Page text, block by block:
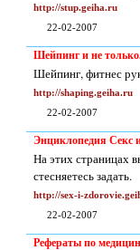
http://stup.geiha.ru
22-02-2007
Шейпинг и не
Шейпинг, фитнес
http://shaping.geiha.ru
22-02-2007
Энциклопедия Секс
На этих страницах
стесняетесь задать.
http://sex-i-
22-02-2007
Рефераты по